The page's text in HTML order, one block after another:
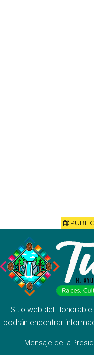
Sitio web del
podrán encontrar
Mensaje de la